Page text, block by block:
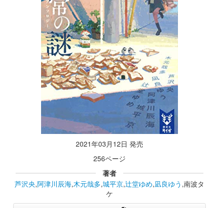
2021年03月12日 発売
256ページ
著者
芦沢央,阿津川辰海,木元哉多,城平京,辻堂ゆめ,凪良ゆう ,南波タ
ケ